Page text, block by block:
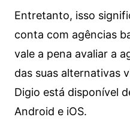
Entretanto, isso
conta com agências
vale a pena avaliar a
das suas alternativas
Digio está disponível
Android e iOS.